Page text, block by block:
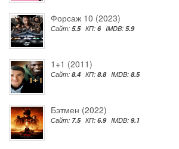
Форсаж 10 (2023)
Сайт: 5.5 КП: 6 IMDB: 5.9
1+1 (2011)
Сайт: 8.4 КП: 8.8 IMDB: 8.5
Бэтмен (2022)
Сайт: 7.5 КП: 6.9 IMDB: 9.1